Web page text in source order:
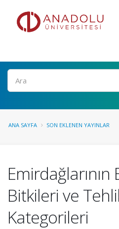
Ara
ANA SAYFA SON EKLENEN YAYINLAR
Bitkileri ve
Kategorileri